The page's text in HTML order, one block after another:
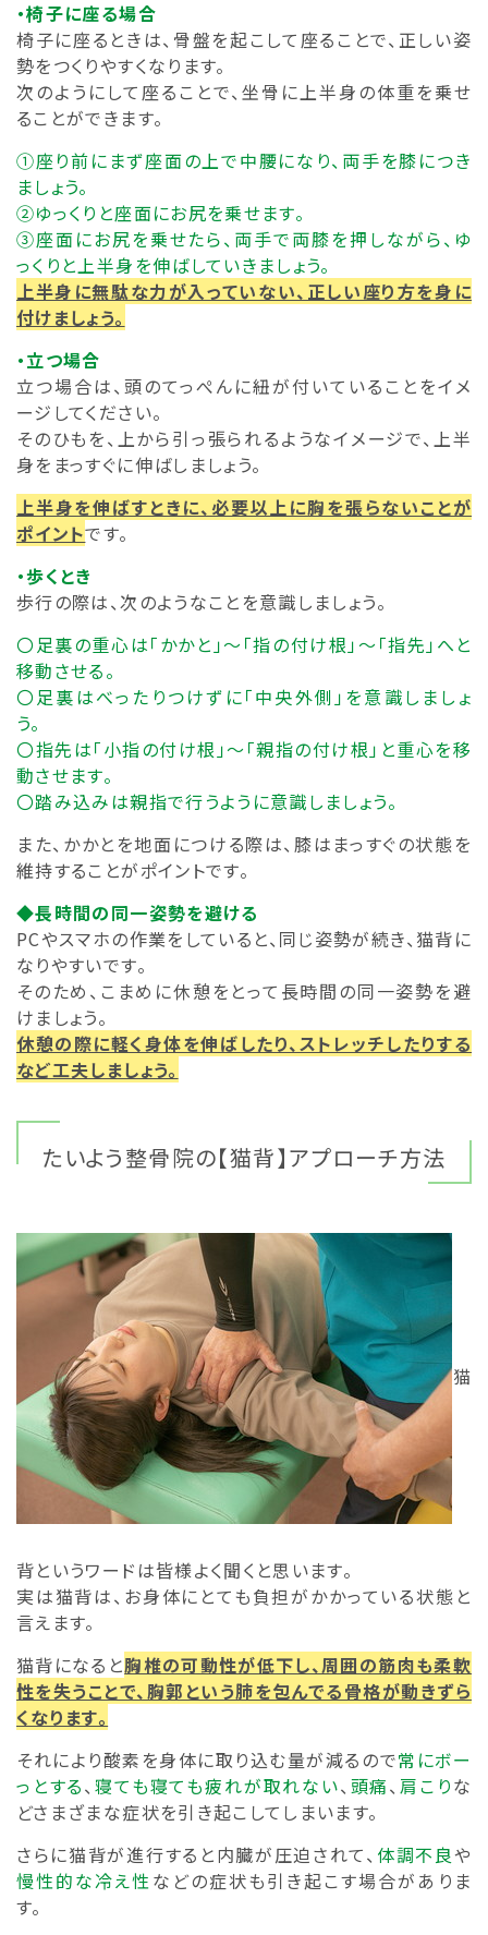
・椅子に座る場合
椅子に座るときは、骨盤を起こして座ることで、正しい姿
勢をつくりやすくなります。
次のようにして座ることで、坐骨に上半身の体重を乗せ
ることができます。
①座り前にまず座面の上で中腰になり、両手を膝につき
ましょう。
②ゆっくりと座面にお尻を乗せます。
③座面にお尻を乗せたら、両手で両膝を押しながら、ゆ
っくりと上半身を伸ばしていきましょう。
上半身に無駄な力が入っていない、正しい座り方を身に
付けましょう。
・立つ場合
立つ場合は、頭のてっぺんに紐が付いていることをイメ
ージしてください。
そのひもを、上から引っ張られるようなイメージで、上半
身をまっすぐに伸ばしましょう。
上半身を伸ばすときに、必要以上に胸を張らないことが
ポイントです。
・歩くとき
歩行の際は、次のようなことを意識しましょう。
〇足裏の重心は「かかと」～「指の付け根」～「指先」へと
移動させる。
〇足裏はべったりつけずに「中央外側」を意識しましょ
う。
〇指先は「小指の付け根」～「親指の付け根」と重心を移
動させます。
〇踏み込みは親指で行うように意識しましょう。
また、かかとを地面につける際は、膝はまっすぐの状態を
維持することがポイントです。
◆長時間の同一姿勢を避ける
PCやスマホの作業をしていると、同じ姿勢が続き、猫背に
なりやすいです。
そのため、こまめに休憩をとって長時間の同一姿勢を避
けましょう。
休憩の際に軽く身体を伸ばしたり、ストレッチしたりする
など工夫しましょう。
たいよう整骨院の【猫背】アプローチ方法
猫
背というワードは皆様よく聞くと思います。
実は猫背は、お身体にとても負担がかかっている状態と
言えます。
猫背になると胸椎の可動性が低下し、周囲の筋肉も柔軟
性を失うことで、胸郭という肺を包んでる骨格が動きずら
くなります。
それにより酸素を身体に取り込む量が減るので常にボー
っとする、寝ても寝ても疲れが取れない、 頭痛、肩こりな
どさまざまな症状を引き起こしてしまいます。
さらに猫背が進行すると内臓が圧迫されて、 体調不良や
慢性的な冷え性などの症状も引き起こす場合がありま
す。